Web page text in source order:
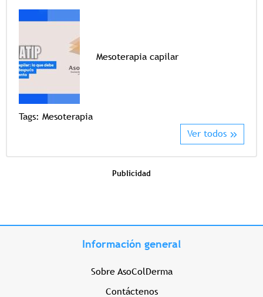
Mesoterapia capilar
Tags: Mesoterapia
Ver todos
Publicidad
Información general
Sobre AsoColDerma
Contáctenos